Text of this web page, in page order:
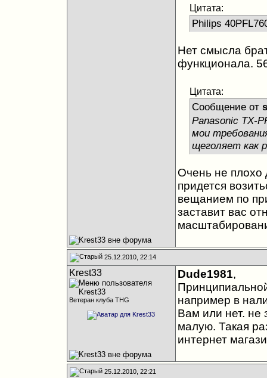
Цитата:
Philips
Нет смысла
функционала.
Цитата:
Сообщение от
Panasonic TX-
мои
щеголяет как
Очень не плохо
придется
вещанием по
заставит вас
25.12.2010, 22:14
Krest33
Ветеран клуба THG
Dude1981,
например в
Вам или нет. не
малую. Такая
интернет
25.12.2010, 22:21